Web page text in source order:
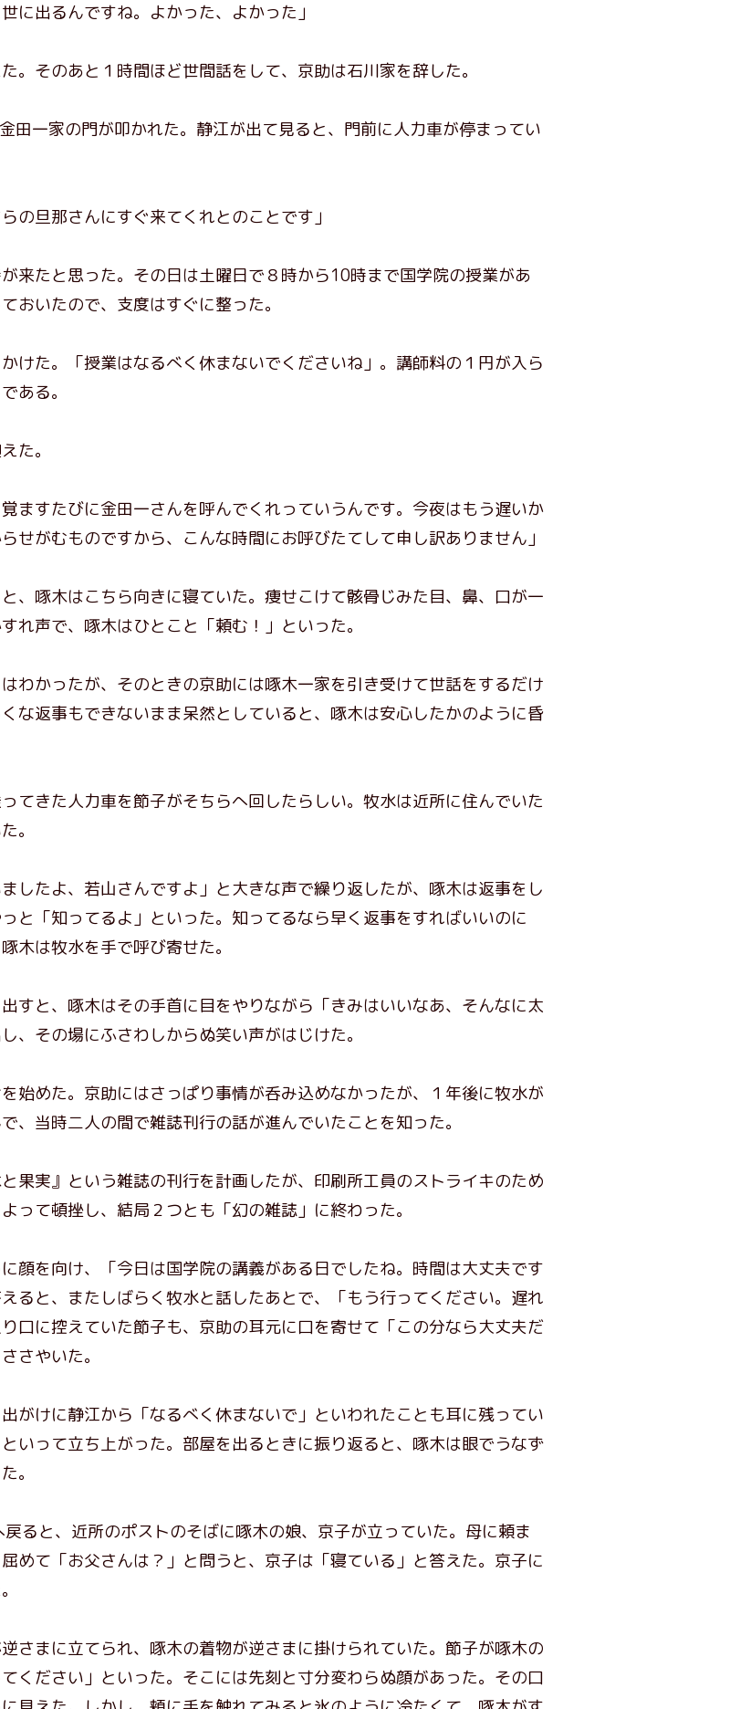
に出るんですね。よかった、よかった」
そのあと１時間ほど世間話をして、京助は石川家を辞した。
一家の門が叩かれた。静江が出て見ると、門前に人力車が停まってい
の旦那さんにすぐ来てくれとのことです」
来たと思った。その日は土曜日で８時から10時まで国学院の授業があ
おいたので、支度はすぐに整った。
けた。「授業はなるべく休まないでくださいね」。講師料の１円が入ら
ある。
た。
ますたびに金田一さんを呼んでくれっていうんです。今夜はもう遅いか
せがむものですから、こんな時間にお呼びたてして申し訳ありません」
、啄木はこちら向きに寝ていた。痩せこけて骸骨じみた目、鼻、口が一
れ声で、啄木はひとこと「頼む！」といった。
わかったが、そのときの京助には啄木一家を引き受けて世話をするだけ
な返事もできないまま呆然としていると、啄木は安心したかのように昏
てきた人力車を節子がそちらへ回したらしい。牧水は近所に住んでいた
。
したよ、若山さんですよ」と大きな声で繰り返したが、啄木は返事をし
と「知ってるよ」といった。知ってるなら早く返事をすればいいのに
木は牧水を手で呼び寄せた。
すと、啄木はその手首に目をやりながら「きみはいいなあ、そんなに太
、その場にふさわしからぬ笑い声がはじけた。
始めた。京助にはさっぱり事情が呑み込めなかったが、１年後に牧水が
、当時二人の間で雑誌刊行の話が進んでいたことを知った。
果実』という雑誌の刊行を計画したが、印刷所工員のストライキのため
って頓挫し、結局２つとも「幻の雑誌」に終わった。
顔を向け、「今日は国学院の講義がある日でしたね。時間は大丈夫です
ると、またしばらく牧水と話したあとで、「もう行ってください。遅れ
口に控えていた節子も、京助の耳元に口を寄せて「この分なら大丈夫だ
さやいた。
がけに静江から「なるべく休まないで」といわれたことも耳に残ってい
いって立ち上がった。部屋を出るときに振り返ると、啄木は眼でうなず
。
ると、近所のポストのそばに啄木の娘、京子が立っていた。母に頼ま
めて「お父さんは？」と問うと、京子は「寝ている」と答えた。京子に
さまに立てられ、啄木の着物が逆さまに掛けられていた。節子が啄木の
ください」といった。そこには先刻と寸分変わらぬ顔があった。その口